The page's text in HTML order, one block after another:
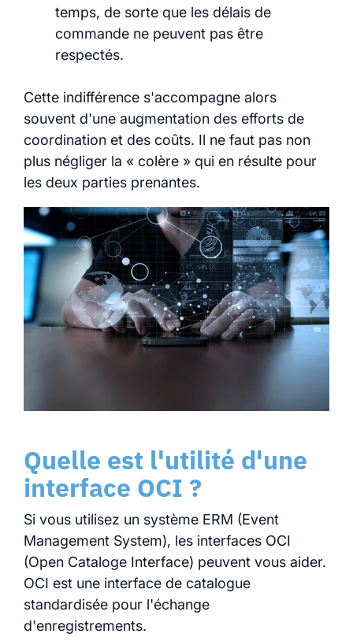
temps, de sorte que les délais de
commande ne peuvent pas être
respectés.
Cette indifférence s'accompagne alors
souvent d'une augmentation des efforts de
coordination et des coûts. Il ne faut pas non
plus négliger la « colère » qui en résulte pour
les deux parties prenantes.
Quelle est l'utilité d'une
interface OCI ?
Si vous utilisez un système ERM (Event
Management System), les interfaces OCI
(Open Cataloge Interface) peuvent vous aider.
OCI est une interface de catalogue
standardisée pour l'échange
d'enregistrements.